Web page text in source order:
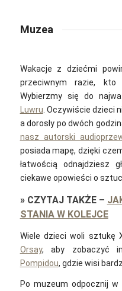
Muzea
Wakacje z dziećmi
przeciwnym razie,
Wybierzmy się do
Luwru . Oczywiście dzieci
a dorosły po dwóch
nasz autorski
posiada mapę, dzięki
łatwością odnajdziesz
ciekawe opowieści o
» CZYTAJ TAKŻE–
STANIA W KOLEJCE
Wiele dzieci woli sztukę
Orsay, aby zobaczyć
Pompidou, gdzie wisi
Po muzeum odpocznij